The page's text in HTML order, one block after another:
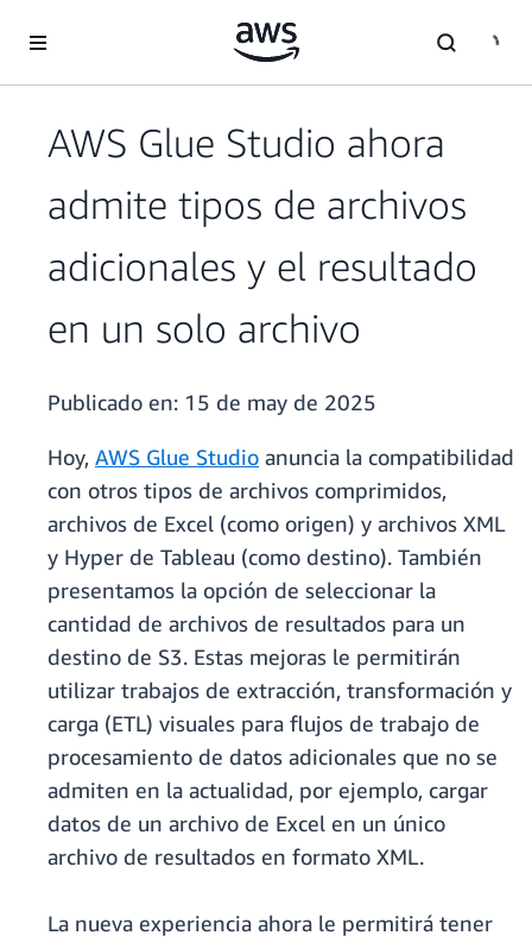
AWS Glue Studio ahora
admite tipos de archivos
adicionales y el resultado
en un solo archivo
Publicado en: 15 de may de 2025
Hoy, AWS Glue Studio anuncia la compatibilidad
con otros tipos de archivos comprimidos,
archivos de Excel (como origen) y archivos XML
y Hyper de Tableau (como destino). También
presentamos la opción de seleccionar la
cantidad de archivos de resultados para un
destino de S3. Estas mejoras le permitirán
utilizar trabajos de extracción, transformación y
carga (ETL) visuales para flujos de trabajo de
procesamiento de datos adicionales que no se
admiten en la actualidad, por ejemplo, cargar
datos de un archivo de Excel en un único
archivo de resultados en formato XML.
La nueva experiencia ahora le permitirá tener